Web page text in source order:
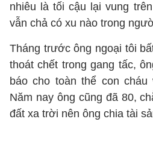
nhiêu là tối cậu lại vung
vẫn chả có xu nào trong
Tháng trước ông ngoại tôi
thoát chết trong gang tấc,
báo cho toàn thể con
Năm nay ông cũng đã 80,
đất xa trời nên ông chia tài